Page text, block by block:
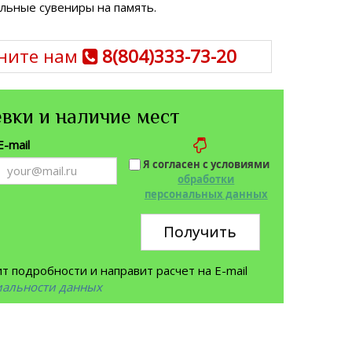
сувениры на память.
нам 8(804)333-73-20
и наличие мест
mail
Я согласен с условиями
обработки
персональных данных
Получить
и направит расчет на E-mail
данных